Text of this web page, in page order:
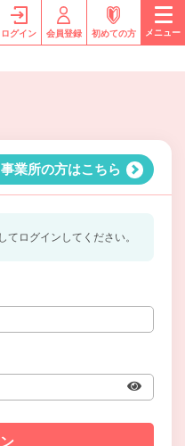
ログイン 会員登録 初めての方 メニュー
事業所の方はこちら
てログインしてください。